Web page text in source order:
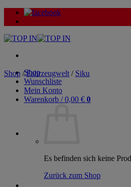
Zum
Inhalt
Shop
Wunschliste
Mein Konto
Warenkorb /0,00 € 0
Es befinden sich keine
Zurück zum Shop
Shop / Fahrzeugwelt / Siku